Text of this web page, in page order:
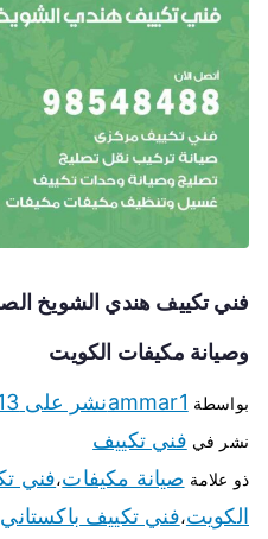
وصيانة مكيفات الكويت
بواسطة ammar1نشر على 13 أكتوبر،
نشر في فني تكييف
ذو علامة صيانة مكيفات،فني
الكويت،فني تكييف باكستاني